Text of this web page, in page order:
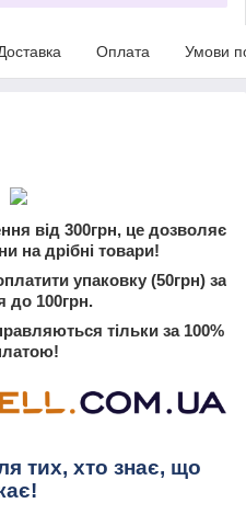
Оплата Умови
від 300грн, це дозволяє
на дрібні товари!
упаковку (50грн) за
до 100грн.
тільки за 100%
тих, хто знає, що